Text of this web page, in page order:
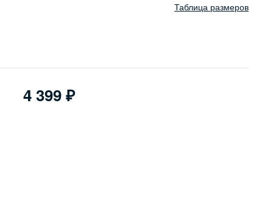
Таблица размеров
4 399